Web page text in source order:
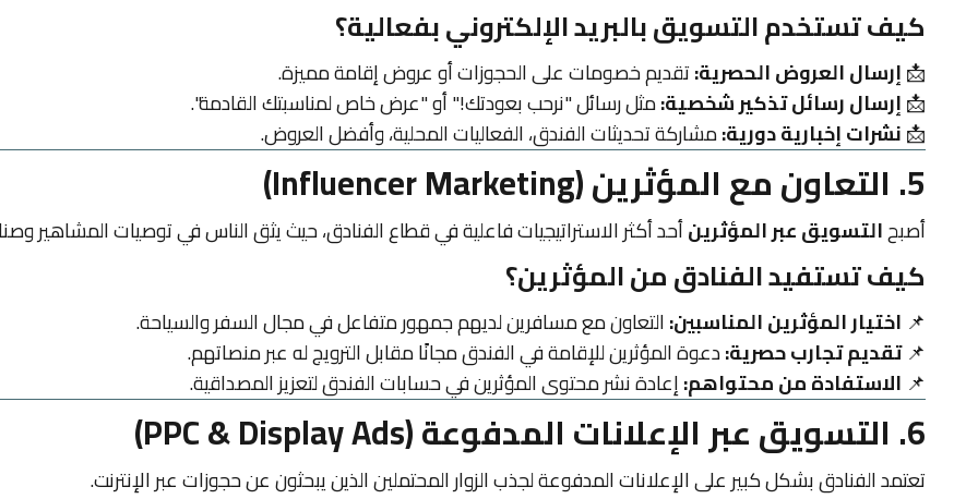
كيف تستخدم التسويق بالبريد الإلكتروني بفعالية؟
📩إرسال العروض الحصرية:تقديم خصومات على الحجوزات أو عروض إقامة مميزة.
📩إرسال رسائل تذكير شخصية:مثل رسائل "نرحب بعودتك!" أو "عرض خاص لمناسبتك القادمة".
📩نشرات إخبارية دورية:مشاركة تحديثات الفندق، الفعاليات المحلية، وأفضل العروض.
5. التعاون مع المؤثرين (Influencer Marketing)
أصبحالتسويق عبر المؤثرينأحد أكثر الاستراتيجيات فاعلية في قطاع الفنادق، حيث يثق الناس في توصيات المشاهير
كيف تستفيد الفنادق من المؤثرين؟
📌 اختيار المؤثرين المناسبين:التعاون مع مسافرين لديهم جمهور متفاعل في مجال السفر والسياحة.
📌تقديم تجارب حصرية:دعوة المؤثرين للإقامة في الفندق مجانًا مقابل الترويج له عبر منصاتهم.
📌 الاستفادة من محتواهم:إعادة نشر محتوى المؤثرين في حسابات الفندق لتعزيز المصداقية.
6. التسويق عبر الإعلانات المدفوعة (PPC & Display Ads)
تعتمد الفنادق بشكل كبير على الإعلانات المدفوعة لجذب الزوار المحتملين الذين يبحثون عن حجوزات عبر الإنترنت.